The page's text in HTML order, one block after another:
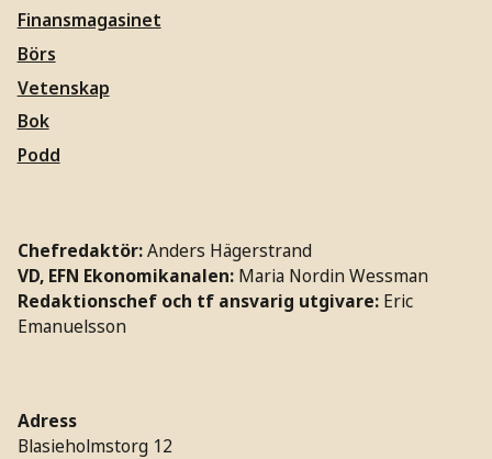
Finansmagasinet
Börs
Vetenskap
Bok
Podd
Chefredaktör:Anders Hägerstrand
VD, EFN Ekonomikanalen: Maria Nordin Wessman
Redaktionschef och tf ansvarig utgivare: Eric
Emanuelsson
Adress
Blasieholmstorg 12